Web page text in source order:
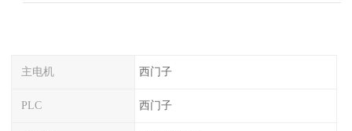
主电机 西门子
PLC 西门子